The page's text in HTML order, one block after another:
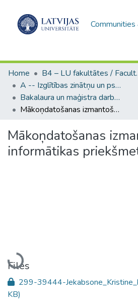
Home
B4 – LU
A -- Izglītības zinātņu un psiholoģijas fakultāte / Faculty of Education Sciences and Psychology
Bakalaura un maģistra darbi (PPMF) / Bachelor's and Master's theses
Mākoņdatošanas izmantošana informātikas priekšmetā vidusskolā.
Mākoņdatošanas
informātikas
Loading...
Files
299-39444-
KB)